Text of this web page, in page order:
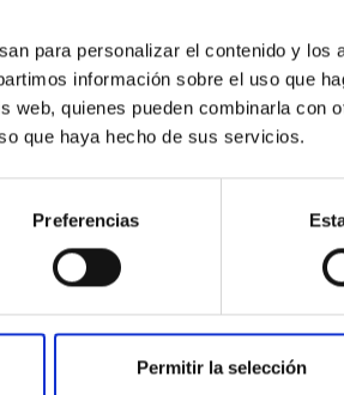
para personalizar el contenido y los
información sobre el uso que
web, quienes pueden combinarla con
que haya hecho de sus servicios.
Preferencias
Permitir la selección